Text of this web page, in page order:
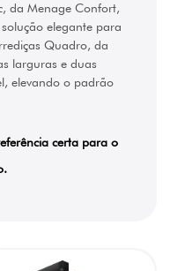
da Menage Confort,
elegante para
Quadro, da
larguras e duas
elevando o padrão
certa para o